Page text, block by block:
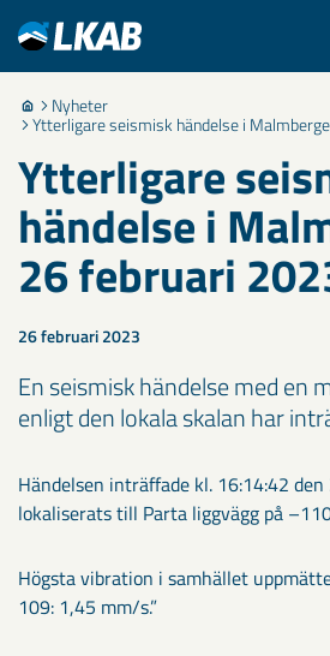
Nyheter
Ytterligare seismisk händelse i
Ytterligare
händelse i
26 februari
26 februari 2023
En seismisk händelse med en
enligt den lokala skalan har
Händelsen inträffade kl. 16:14:42
lokaliserats till Parta liggvägg på
Högsta vibration i samhället
109: 1,45 mm/s.”